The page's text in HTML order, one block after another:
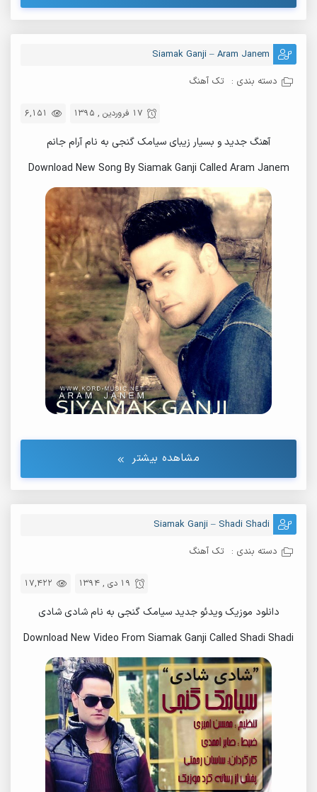
Siamak Ganji – Aram Janem
دسته بندی : تک آهنگ
6,151 17 فروردین , 1395
آهنگ جدید و بسیار زیبای سیامک گنجی به نام آرام جانم
Download New Song By Siamak Ganji Called Aram Janem
مشاهده بیشتر
Siamak Ganji – Shadi Shadi
دسته بندی : تک آهنگ
17,422 19 دی , 1394
دانلود موزیک ویدئو جدید سیامک گنجی به نام شادی شادی
Download New Video From Siamak Ganji Called Shadi Shadi